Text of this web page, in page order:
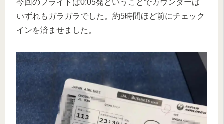
今回のフライトは0:05発ということでカウンターは
いずれもガラガラでした。約5時間ほど前にチェック
インを済ませました。